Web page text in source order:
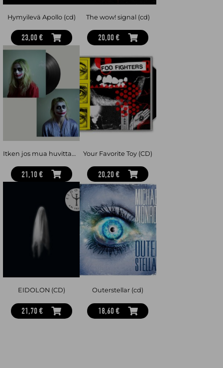
Hymyilevä Apollo (cd)
23,00 €
The wow! signal (cd)
20,00 €
Itken jos mua huvittaa (cd)
21,10 €
Your Favorite Toy (CD)
20,20 €
EIDOLON (CD)
21,70 €
Outerstellar (cd)
18,60 €